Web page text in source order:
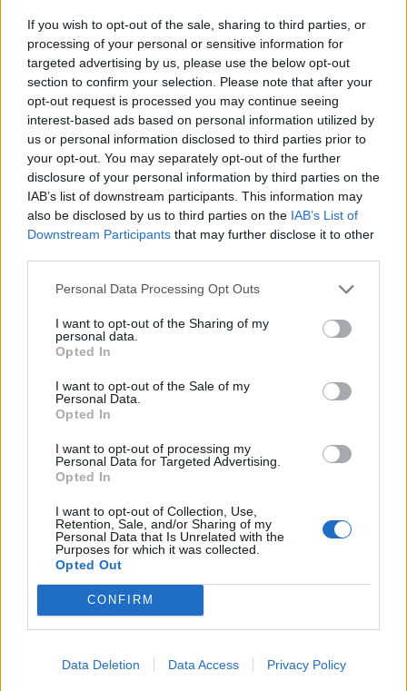
If you wish to opt-out of the sale, sharing to third parties, or
processing of your personal or sensitive information for
targeted advertising by us, please use the below opt-out
section to confirm your selection. Please note that after your
opt-out request is processed you may continue seeing
interest-based ads based on personal information utilized by
us or personal information disclosed to third parties prior to
your opt-out. You may separately opt-out of the further
disclosure of your personal information by third parties on the
IAB’s list of downstream participants. This information may
also be disclosed by us to third parties on the IAB’s List of
Downstream Participants that may further disclose it to other
Personal Data Processing Opt Outs
I want to opt-out of the Sharing of my
personal data.
Opted In
I want to opt-out of the Sale of my
Personal Data.
Opted In
I want to opt-out of processing my
Personal Data for Targeted Advertising.
Opted In
I want to opt-out of Collection, Use,
Retention, Sale, and/or Sharing of my
Personal Data that Is Unrelated with the
Purposes for which it was collected.
Opted Out
CONFIRM
Data Deletion Data Access Privacy Policy
News Santé
https://news-sante.fr
ARTICLES CONNEXES PLUS DE L'AUTEUR
Santé
Canicule : les conseils
essentiels des
éviter le danger
Santé
Éclipse du 12 août :
attention à la pénurie de
Santé
Un chewing-gum
révolutionnaire pour
buccal
Populaires
Médicament retiré en urgence pour risques graves et données falsifiées
Ce cancer mortel explose chez les personnes nées après 1980 : le
Je suis cardiologue et voici le seul chocolat que je valide : c’est le
meilleur pour le cœur
Cancer du foie : Symptômes silencieux mais vitaux à connaître